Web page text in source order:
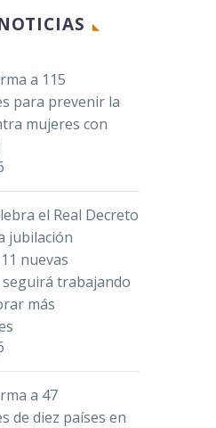
a 115
para prevenir la
mujeres con
el Real Decreto
jubilación
nuevas
trabajando
más
a 47
de diez países en